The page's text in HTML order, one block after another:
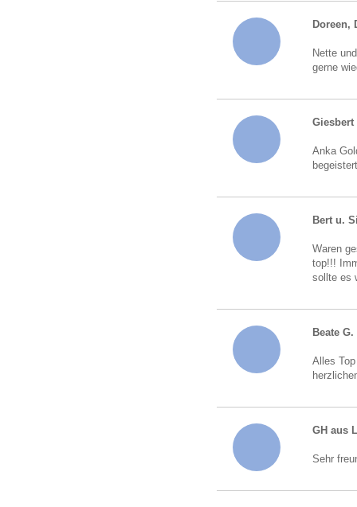
Doreen,
Nette
gerne
Giesbert
Anka
Bert u.
Waren
top!!!
sollte es
Beate G.
Alles
GH aus
Sehr